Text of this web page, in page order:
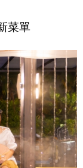
菜單